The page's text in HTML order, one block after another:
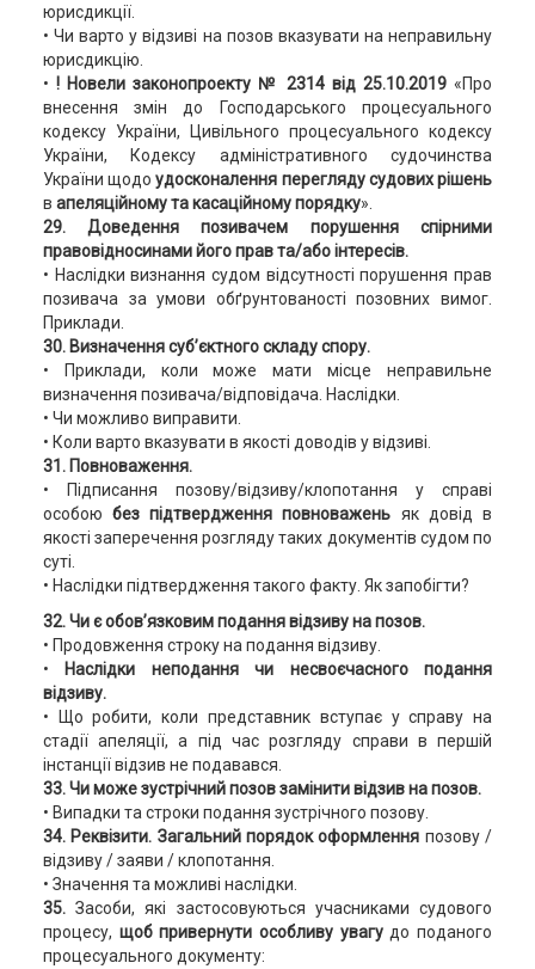
юрисдикції.
• Чи варто у відзиві на позов вказувати на неправильну
юрисдикцію.
•! Новели законопроекту № 2314 від 25.10.2019«Про
внесення змін до Господарського процесуального
кодексу України, Цивільного процесуального кодексу
України, Кодексу адміністративного судочинства
України щодо удосконалення перегляду судових рішень
в апеляційному та касаційному порядку».
29. Доведення позивачем порушення спірними
правовідносинами його прав та/або інтересів.
• Наслідки визнання судом відсутності порушення прав
позивача за умови обґрунтованості позовних вимог.
Приклади.
30. Визначення суб’єктного складу спору.
• Приклади, коли може мати місце неправильне
визначення позивача/відповідача. Наслідки.
• Чи можливо виправити.
• Коли варто вказувати в якості доводів у відзиві.
31. Повноваження.
• Підписання позову/відзиву/клопотання у справі
особоюбез підтвердження повноважень як довід в
якості заперечення розгляду таких документів судом по
суті.
• Наслідки підтвердження такого факту. Як запобігти?
32. Чи є обов’язковим подання відзиву на позов.
• Продовження строку на подання відзиву.
•
Наслідки неподання чи несвоєчасного подання
відзиву.
• Що робити, коли представник вступає у справу на
стадії апеляції, а під час розгляду справи в першій
інстанції відзив не подавався.
33. Чи може зустрічний позов замінити відзив на позов.
• Випадки та строки подання зустрічного позову.
34. Реквізити. Загальний порядок оформлення позову /
відзиву / заяви / клопотання.
• Значення та можливі наслідки.
35.Засоби, які застосовуються учасниками судового
процесу, щоб привернути особливу увагудо поданого
процесуального документу: